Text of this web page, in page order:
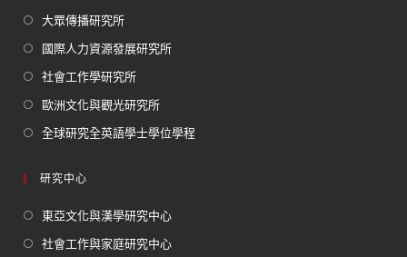
大眾傳播研究所
國際人力資源發展研究所
社會工作學研究所
歐洲文化與觀光研究所
全球研究全英語學士學位學程
研究中心
東亞文化與漢學研究中心
社會工作與家庭研究中心